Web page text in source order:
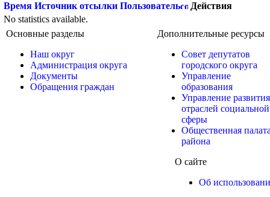
Время Источник отсылки Пользователь
Действия
No statistics available.
Основные разделы
Наш округ
Администрация округа
Документы
Обращения граждан
Дополнительные ресурсы
Совет депутатов
городского округа
Управление
образования
Управление развития
отраслей социальной
сферы
Общественная
района
О сайте
Об